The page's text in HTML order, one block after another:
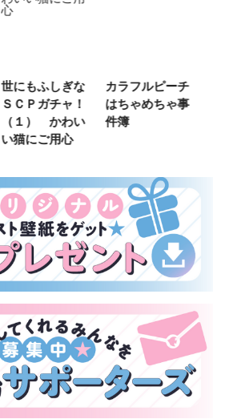
世にもふしぎな
ＳＣＰガチャ！
（１） かわい
い猫にご用心
カラフルピーチ
はちゃめちゃ事
件簿